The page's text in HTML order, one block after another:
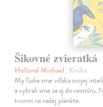
Šikovné zvieratká
Holland Michael | Kniha
My ľudia sme vďaka svojej
a vybrali sme sa aj do
tvormi na našej planéte.